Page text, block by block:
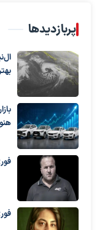
پربازدیدها